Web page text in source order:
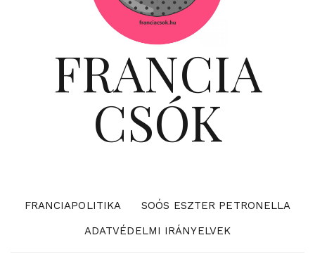
FRANCIA
CSÓK
FRANCIAPOLITIKA
SOÓS ESZTER PETRONELLA
ADATVÉDELMI IRÁNYELVEK